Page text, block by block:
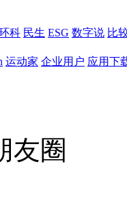
科 民生 ESG 数字说 比
运动家 企业用户 应用下
友圈